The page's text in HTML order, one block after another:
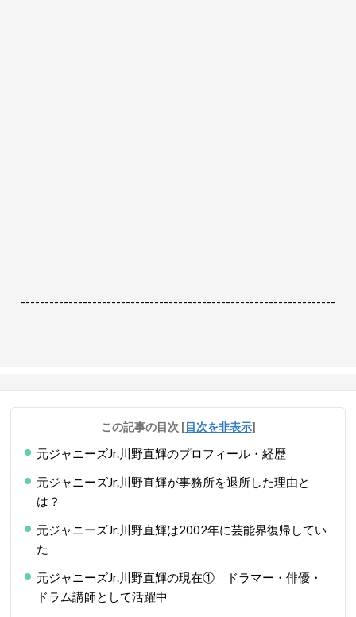
------------------------------------------------------------------
この記事の目次 [目次を非表示]
元ジャニーズJr.川野直輝のプロフィール・経歴
元ジャニーズJr.川野直輝が事務所を退所した理由と
は？
元ジャニーズJr.川野直輝は2002年に芸能界復帰してい
た
元ジャニーズJr.川野直輝の現在① ドラマー・俳優・
ドラム講師として活躍中